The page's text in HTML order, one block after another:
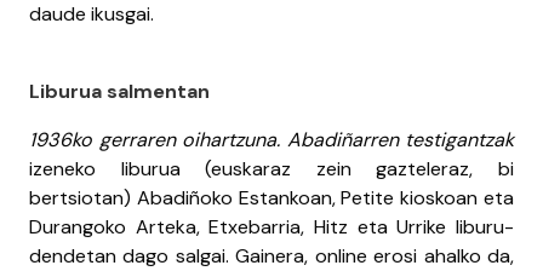
daude ikusgai.
Liburua salmentan
1936ko gerraren oihartzuna. Abadiñarren testigantzak
izeneko liburua (euskaraz zein gazteleraz, bi
bertsiotan) Abadiñoko Estankoan, Petite kioskoan eta
Durangoko Arteka, Etxebarria, Hitz eta Urrike liburu-
dendetan dago salgai. Gainera, online erosi ahalko da,